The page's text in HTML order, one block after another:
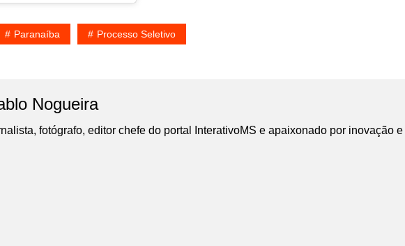
Paranaíba Processo Seletivo
Nogueira
fotógrafo, editor chefe do portal InterativoMS e apaixonado por inovação